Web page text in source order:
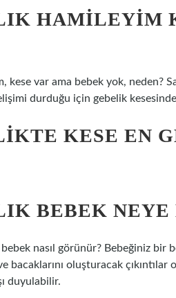
HAMILEYIM
kese var ama bebek yok, neden?
durduğu için gebelik
KESE EN
BEBEK NEYE
nasıl görünür? Bebeğiniz
bacaklarını oluşturacak
duyulabilir.